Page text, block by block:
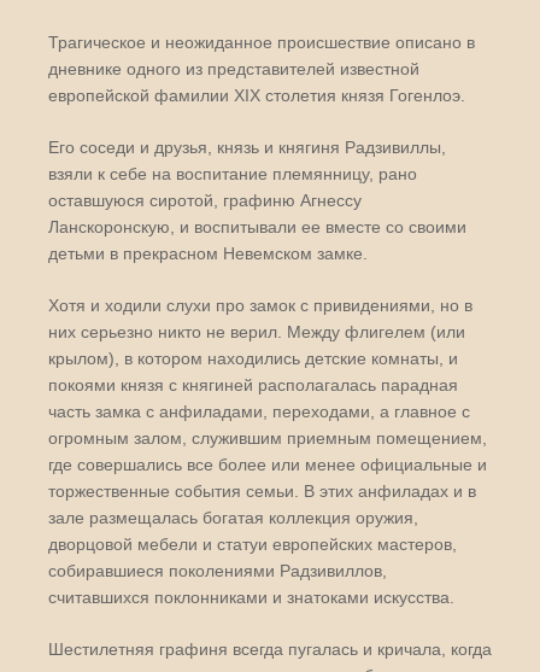
Трагическое и неожиданное происшествие описано в
дневнике одного из представителей известной
европейской фамилии XIX столетия князя Гогенлоэ.
Его соседи и друзья, князь и княгиня Радзивиллы,
взяли к себе на воспитание племянницу, рано
оставшуюся сиротой, графиню Агнессу
Ланскоронскую, и воспитывали ее вместе со своими
детьми в прекрасном Невемском замке.
Хотя и ходили слухи про замок с привидениями, но в
них серьезно никто не верил. Между флигелем (или
крылом), в котором находились детские комнаты, и
покоями князя с княгиней располагалась парадная
часть замка с анфиладами, переходами, а главное с
огромным залом, служившим приемным помещением,
где совершались все более или менее официальные и
торжественные события семьи. В этих анфиладах и в
зале размещалась богатая коллекция оружия,
дворцовой мебели и статуи европейских мастеров,
собиравшиеся поколениями Радзивиллов,
считавшихся поклонниками и знатоками искусства.
Шестилетняя графиня всегда пугалась и кричала, когда